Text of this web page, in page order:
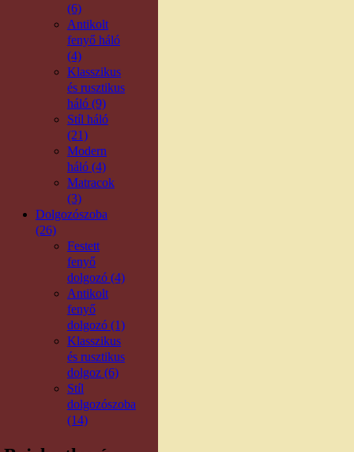
(6)
Antikolt
fenyő háló
(4)
Klasszikus
és rusztikus
háló (9)
Stíl háló
(21)
Modern
háló (4)
Matracok
(3)
Dolgozószoba
(26)
Festett
fenyő
dolgozó (4)
Antikolt
fenyő
dolgozó (1)
Klasszikus
és rusztikus
dolgoz (6)
Stíl
dolgozószoba
(14)